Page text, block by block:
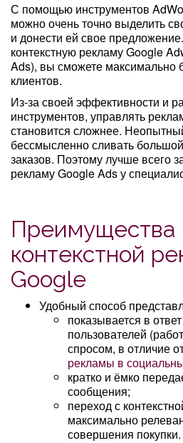
С помощью инструментов
можно очень точно выделить
и донести ей свое
контекстную рекламу Google
Ads), вы сможете максимально
клиентов.
Из-за своей эффективности и
инструментов, управлять
становится сложнее.
бессмысленно сливать
заказов. Поэтому лучше всего
рекламу Google Ads у
Преимущества
контекстной
Google
Удобный способ
показывается в
пользователей
спросом, в отличие
рекламы в
кратко и ёмко
сообщения;
переход с
максимально
совершения покупки.